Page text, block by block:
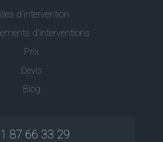
d'intervention
d'interventions
Prix
Devis
Blog
87 66 33 29